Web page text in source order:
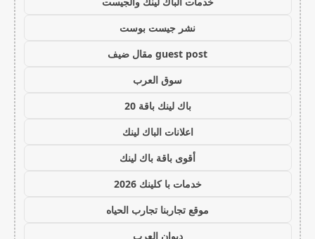
نشر جيست بوست
guest post مقال ضيف
سوق العرب
باك لينك باقة 20
اعلانات الباك لينك
أقوى باقة باك لينك
خدمات با كلينك 2026
موقع تجاربنا تجارب الحياه
ديوان العرب